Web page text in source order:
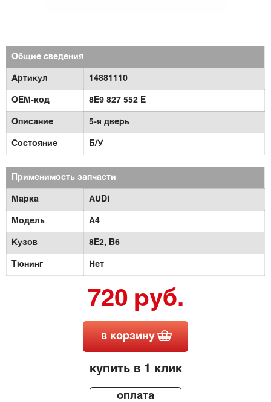
Общие сведения
Артикул 14881110
OEM-код 8E9 827 552 E
Описание 5-я дверь
Состояние Б/У
Применимость запчасти
Марка AUDI
Модель A4
Кузов 8E2, B6
Тюнинг Нет
720 руб.
в корзину
купить в 1 клик
оплата